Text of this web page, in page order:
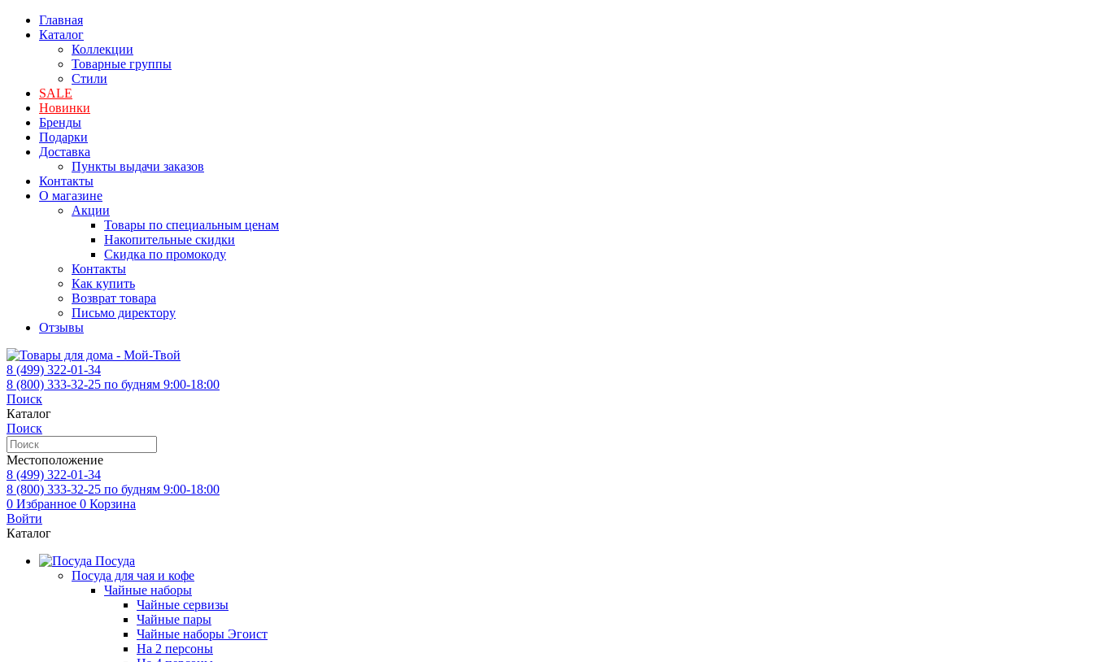
Главная
Каталог
Коллекции
Товарные группы
Стили
SALE
Новинки
Бренды
Подарки
Доставка
Пункты выдачи заказов
Контакты
О магазине
Акции
Товары по специальным ценам
Накопительные скидки
Скидка по промокоду
Контакты
Как купить
Возврат товара
Письмо директору
Отзывы
8 (499) 322-01-34
8 (800) 333-32-25 по будням 9:00-18:00
Поиск
Каталог
Поиск
Местоположение
8 (499) 322-01-34
8 (800) 333-32-25 по будням 9:00-18:00
0 Избранное 0 Корзина
Войти
Каталог
Посуда
Посуда для чая и кофе
Чайные наборы
Чайные сервизы
Чайные пары
Чайные наборы Эгоист
На 2 персоны